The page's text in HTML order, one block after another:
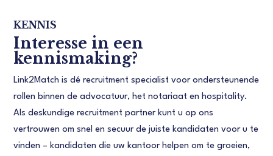
KENNIS
Interesse in een
kennismaking?
Link2Match is dé recruitment specialist voor ondersteunende
rollen binnen de advocatuur, het notariaat en hospitality.
Als deskundige recruitment partner kunt u op ons
vertrouwen om snel en secuur de juiste kandidaten voor u te
vinden – kandidaten die uw kantoor helpen om te groeien,